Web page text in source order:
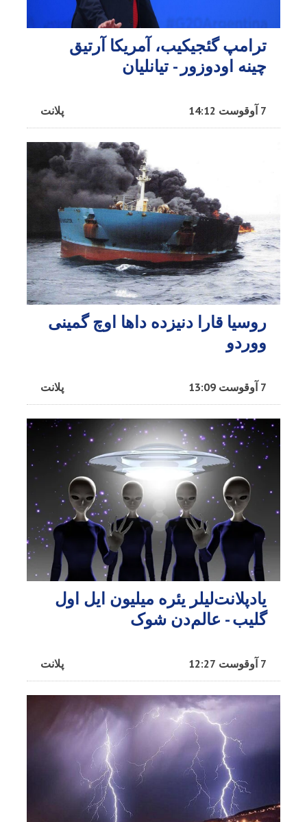
ترامپ گئجیکیب، آمریکا آرتیق
چینه اودوزور - تیانلیان
پلانت 7 آوقوست 14:12
روسیا قارا دنیزده داها اوچ گمینی
ووردو
پلانت 7 آوقوست 13:09
یادپلانت‌لیلر یئره میلیون ایل اول
گلیب - عالم‌دن شوک
پلانت 7 آوقوست 12:27